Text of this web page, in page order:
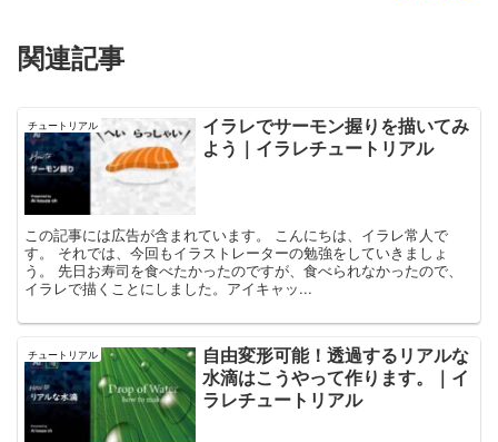
関連記事
チュートリアル
イラレでサーモン握りを描いてみ
よう｜イラレチュートリアル
この記事には広告が含まれています。 こんにちは、イラレ常人で
す。 それでは、今回もイラストレーターの勉強をしていきましょ
う。 先日お寿司を食べたかったのですが、食べられなかったので、
イラレで描くことにしました。アイキャッ...
チュートリアル
自由変形可能！透過するリアルな
水滴はこうやって作ります。｜イ
ラレチュートリアル